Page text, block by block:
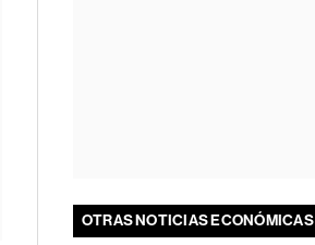
OTRAS NOTICIAS ECONÓMICAS